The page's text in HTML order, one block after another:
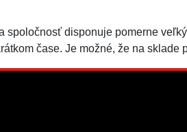
spoločnosť disponuje pomerne
čase. Je možné, že na